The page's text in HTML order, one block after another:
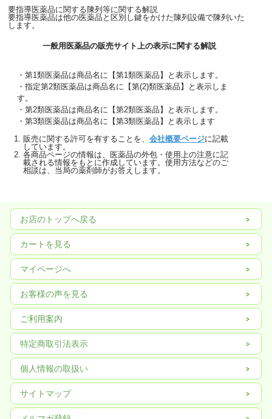
要指導医薬品に関する陳列等に関する解説
要指導医薬品は他の医薬品と区別し鍵をかけた陳列設備で陳列いた
します。
一般用医薬品の販売サイト上の表示に関する解説
・第1類医薬品は商品名に【第1類医薬品】と表示します。
・指定第2類医薬品は商品名に【第(2)類医薬品】と表示しま
す。
・第2類医薬品は商品名に【第2類医薬品】と表示します。
・第3類医薬品は商品名に【第3類医薬品】と表示します
販売に関する許可を有することを、 会社概要ページに記載
しています。
各商品ページの情報は、医薬品の外包・使用上の注意に記
載される情報をもとに作成しています。使用方法などのご
相談は、当局の薬剤師がお答えします。
お店のトップへ戻る
カートを見る
マイページへ
お客様の声を見る
ご利用案内
特定商取引法表示
個人情報の取扱い
サイトマップ